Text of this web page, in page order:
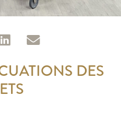
DES